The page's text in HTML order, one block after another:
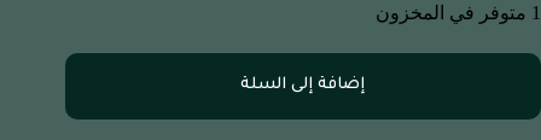
1 متوفر في المخزون
إضافة إلى السلة